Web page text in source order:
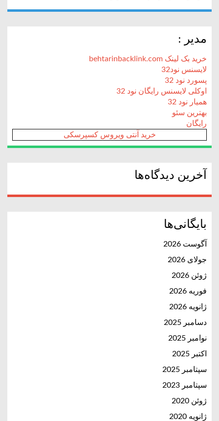
مدیر :
خرید بک لینک behtarinbacklink.com
لایسنس نود32
پسورد نود 32
اوکلی لایسنس رایگان نود 32
همیار نود 32
بهترین سئو
رایگان
خرید آنتی ویروس کسپرسکی
آخرین دیدگاه‌ها
بایگانی‌ها
آگوست 2026
جولای 2026
ژوئن 2026
فوریه 2026
ژانویه 2026
دسامبر 2025
نوامبر 2025
اکتبر 2025
سپتامبر 2025
سپتامبر 2023
ژوئن 2020
ژانویه 2020